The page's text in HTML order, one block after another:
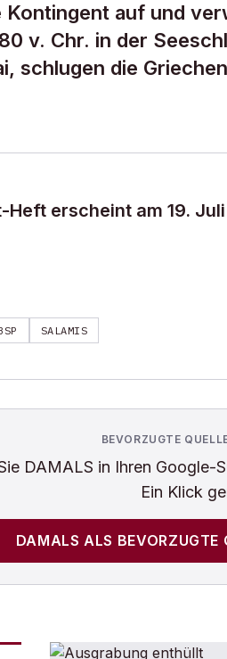
auf und
v. Chr. in der
schlugen die
Heft erscheint am 19.
SALAMIS
BEVORZUGTE
DAMALS in Ihren Google-
Ein Klick
DAMALS ALS BEVORZUGTE